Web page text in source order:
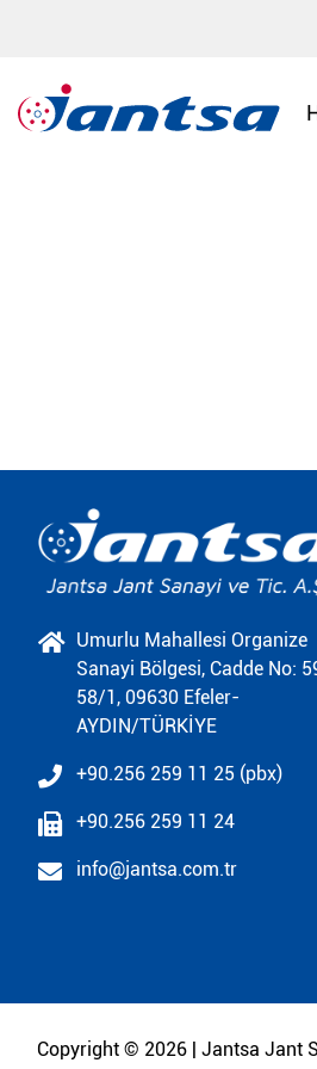
Umurlu Mahallesi Organize
Sanayi Bölgesi, Cadde No:
58/1, 09630 Efeler-
AYDIN/TÜRKİYE
+90.256 259 11 25 (pbx)
+90.256 259 11 24
info@jantsa.com.tr
Copyright © 2026 | Jantsa Jant